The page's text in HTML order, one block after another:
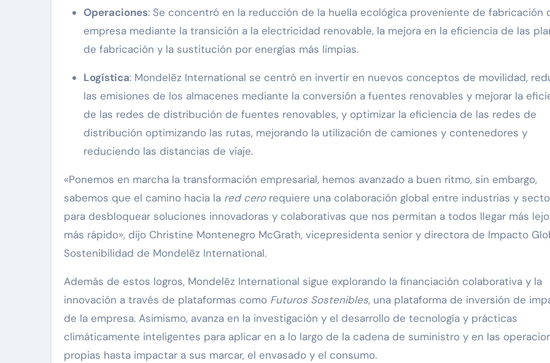
Operaciones: Se concentró en la reducción de la huella ecológica proveniente de fabricación
empresa mediante la transición a la electricidad renovable, la mejora en la eficiencia de las
de fabricación y la sustitución por energías más limpias.
Logística: Mondelēz International se centró en invertir en nuevos conceptos de movilidad,
las emisiones de los almacenes mediante la conversión a fuentes renovables y mejorar la
de las redes de distribución de fuentes renovables, y optimizar la eficiencia de las redes de
distribución optimizando las rutas, mejorando la utilización de camiones y contenedores y
reduciendo las distancias de viaje.
«Ponemos en marcha la transformación empresarial, hemos avanzado a buen ritmo, sin embargo,
sabemos que el camino hacia la red cerorequiere una colaboración global entre industrias y
para desbloquear soluciones innovadoras y colaborativas que nos permitan a todos llegar más
más rápido», dijo Christine Montenegro McGrath, vicepresidenta senior y directora de Impacto
Sostenibilidad de Mondelēz International.
Además de estos logros, Mondelēz International sigue explorando la financiación colaborativa y la
innovación a través de plataformas como Futuros Sostenibles, una plataforma de inversión de
de la empresa. Asimismo, avanza en la investigación y el desarrollo de tecnología y prácticas
climáticamente inteligentes para aplicar en a lo largo de la cadena de suministro y en las
propias hasta impactar a sus marcar, el envasado y el consumo.